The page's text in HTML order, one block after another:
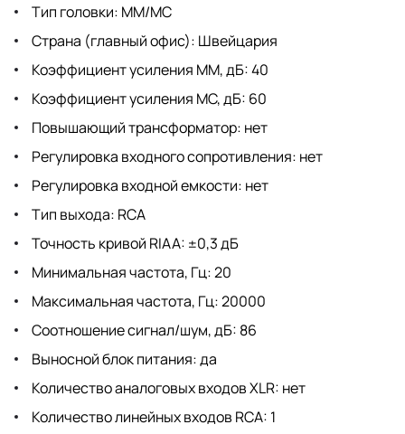
Тип головки: MM/MC
Страна (главный офис): Швейцария
Коэффициент усиления ММ, дБ: 40
Коэффициент усиления МС, дБ: 60
Повышающий трансформатор: нет
Регулировка входного сопротивления: нет
Регулировка входной емкости: нет
Тип выхода: RCA
Точность кривой RIAA: ±0,3 дБ
Минимальная частота, Гц: 20
Максимальная частота, Гц: 20000
Соотношение сигнал/шум, дБ: 86
Выносной блок питания: да
Количество аналоговых входов XLR: нет
Количество линейных входов RCA: 1